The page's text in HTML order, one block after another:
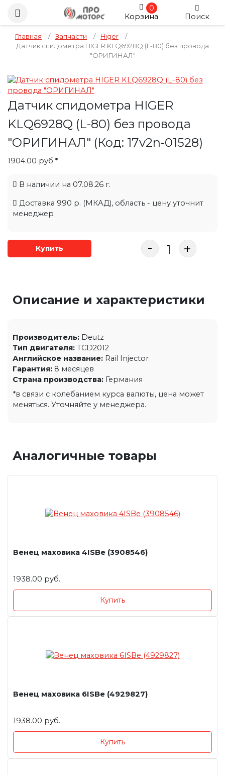
0
Корзина
Поиск
Главная / Запчасти / Higer
/
Датчик спидометра HIGER KLQ6928Q (L-80) без провода
"ОРИГИНАЛ"
Датчик спидометра HIGER
KLQ6928Q (L-80) без провода
"ОРИГИНАЛ" (Код: 17v2n-01528)
1904.00 руб.*
В наличии на 07.08.26 г.
Доставка 990 р. (МКАД), область - цену уточнит
менеджер
Купить - +
Описание и характеристики
Производитель: Deutz
Тип двигателя: TCD2012
Английское название: Rail Injector
Гарантия: 8 месяцев
Страна производства: Германия
*в связи с колебанием курса валюты, цена может
меняться. Уточняйте у менеджера.
Аналогичные товары
Венец маховика 4ISBe (3908546)
1938.00 руб.
Купить
Венец маховика 6ISBe (4929827)
1938.00 руб.
Купить